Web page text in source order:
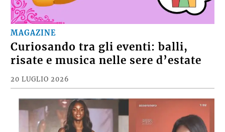
MAGAZINE
Curiosando tra gli eventi: balli,
risate e musica nelle sere d’estate
20 LUGLIO 2026